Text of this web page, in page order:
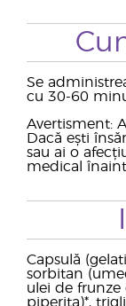
Se
cu 30-60
Avertisment:
Dacă ești
sau ai o
medical
Capsulă
sorbitan
ulei de
piperita)*,